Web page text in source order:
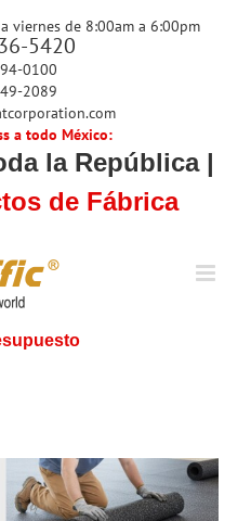
viernes de 8:00am a 6:00pm
5420
0100
2089
a todo México:
la República |
de Fábrica